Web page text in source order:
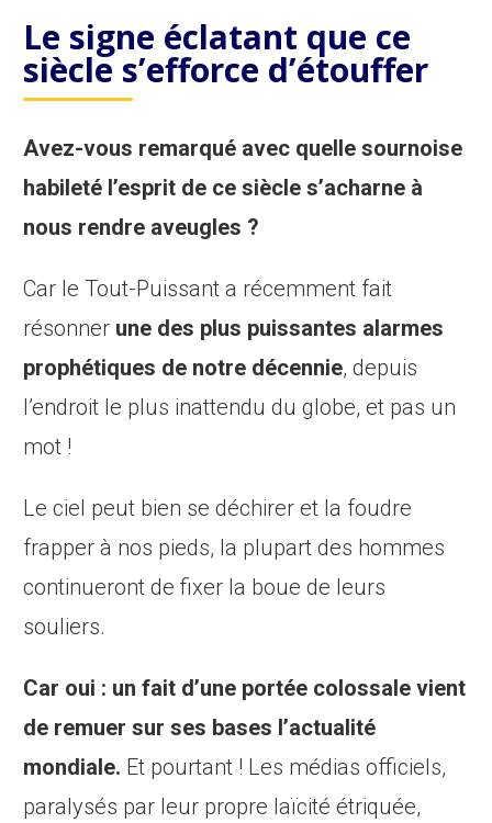
Le signe éclatant que ce
siècle s’efforce d’étouffer
Avez-vous remarqué avec quelle sournoise
habileté l’esprit de ce siècle s’acharne à
nous rendre aveugles ?
Car le Tout-Puissant a récemment fait
résonner une des plus puissantes alarmes
prophétiques de notre décennie, depuis
l’endroit le plus inattendu du globe, et pas un
mot !
Le ciel peut bien se déchirer et la foudre
frapper à nos pieds, la plupart des hommes
continueront de fixer la boue de leurs
souliers.
Car oui : un fait d’une portée colossale vient
de remuer sur ses bases l’actualité
mondiale. Et pourtant ! Les médias officiels,
paralysés par leur propre laïcité étriquée,